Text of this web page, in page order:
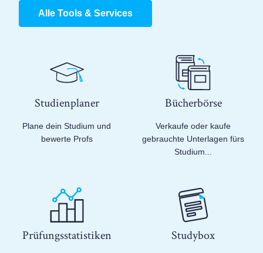
Alle Tools & Services
Studienplaner
Plane dein Studium und
bewerte Profs
Bücherbörse
Verkaufe oder kaufe
gebrauchte Unterlagen fürs
Studium...
Prüfungs­statistiken Studybox